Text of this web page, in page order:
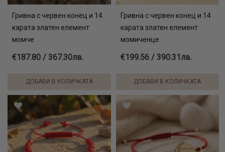
Гривна с червен конец и 14
карата златен елемент
момче
€187.80 / 367.30лв.
ДОБАВИ В КОЛИЧКАТА
Гривна с червен конец и 14
карата златен елемент
момиченце
€199.56 / 390.31лв.
ДОБАВИ В КОЛИЧКАТА